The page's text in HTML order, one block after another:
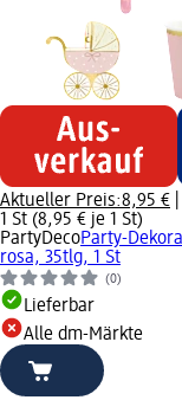
Aktueller Preis:8,95 €
1 St (8,95 € je 1 St)
PartyDecoParty-
rosa, 35tlg, 1 St
(0)
Lieferbar
Alle dm-Märkte